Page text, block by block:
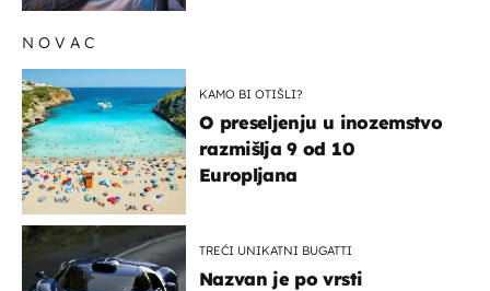
NOVAC
KAMO BI OTIŠLI?
O preseljenju u inozemstvo
razmišlja 9 od 10
Europljana
TREĆI UNIKATNI BUGATTI
Nazvan je po vrsti